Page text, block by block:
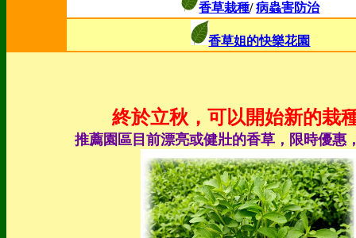
香草栽種/病蟲害防治
香草姐的快樂花園
終於立秋，可以開始新的栽
推薦園區目前漂亮或健壯的香草，限時優惠